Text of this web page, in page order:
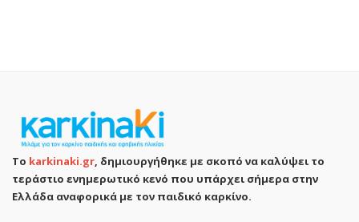
Το karkinaki.gr, δημιουργήθηκε με σκοπό να καλύψει το
τεράστιο ενημερωτικό κενό που υπάρχει σήμερα στην
Ελλάδα αναφορικά με τον παιδικό καρκίνο.